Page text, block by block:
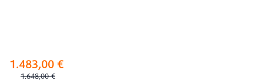
1.483,00 €
Regulärer Preis:
1.648,00 €